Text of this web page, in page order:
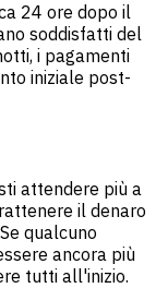
24 ore dopo il
soddisfatti del
i pagamenti
iniziale post-
attendere più a
il denaro
qualcuno
ancora più
tutti all'inizio.